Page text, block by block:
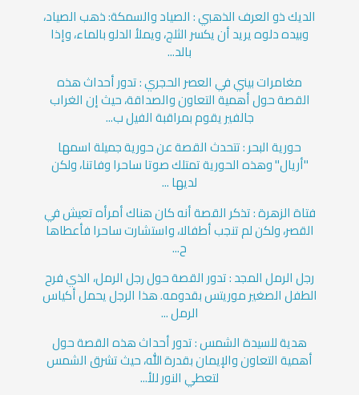
الديك ذو العرف الذهبي : الصياد والسمكة: ذهب الصياد،
وبيده دلوه يريد أن يكسر الثلج، ويملأ الدلو بالماء، وإذا
بالد...
مغامرات بيني في العصر الحجري : تدور أحداث هذه
القصة حول أهمية التعاون والصداقة، حيث إن الغراب
جالفير يقوم بمراقبة الفيل ب...
حورية البحر : تتحدث القصة عن حورية جميلة اسمها
"أريال" وهذه الحورية تمتلك صوتا ساحرا وفاتنا، ولكن
لديها ...
فتاة الزهرة : تذكر القصة أنه كان هناك أمرأه تعيش في
القصر، ولكن لم تنجب أطفالا، واستشارت ساحرا فأعطاها
ح...
رجل الرمل المجد : تدور القصة حول رجل الرمل، الذي فرح
الطفل الصغير موريتس بقدومه. هذا الرجل يحمل أكياس
الرمل ...
هدية للسيدة الشمس : تدور أحداث هذه القصة حول
أهمية التعاون والإيمان بقدرة الله، حيث تشرق الشمس
لتعطي النور للأ...